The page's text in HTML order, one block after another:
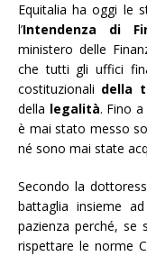
Equitalia ha oggi le
l’Intendenza di
ministero delle
che tutti gli uffici
costituzionali della
della legalità. Fino a
è mai stato messo
né sono mai state
Secondo la
battaglia insieme
pazienza perché, se
rispettare le norme